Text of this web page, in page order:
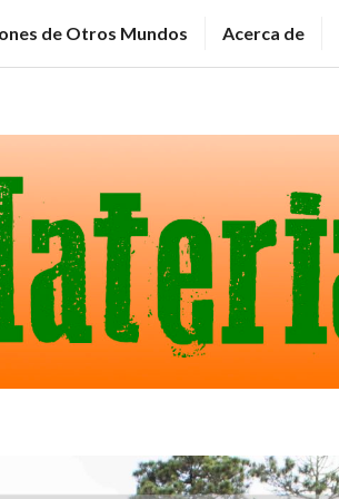
de Otros Mundos Acerca de